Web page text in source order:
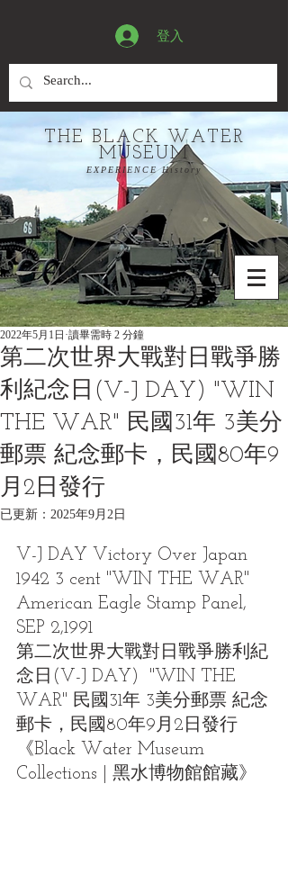
登入
THE BLACK WATER
MUSEUM
EXPERIENCE History
第二次世界大戰對日戰爭勝
利紀念日(V-J DAY) "WIN
THE WAR" 民國31年 3美分
郵票 紀念郵卡，民國80年9
月2日發行
2022年5月1日 讀畢需時 2 分鐘
已更新： 2025年9月2日
V-J DAY Victory Over Japan
1942 3 cent "WIN THE WAR"
American Eagle Stamp Panel,
SEP 2,1991
第二次世界大戰對日戰爭勝利紀
念日(V-J DAY)  "WIN THE
WAR" 民國31年 3美分郵票 紀念
郵卡，民國80年9月2日發行
《Black Water Museum
Collections | 黑水博物館館藏》